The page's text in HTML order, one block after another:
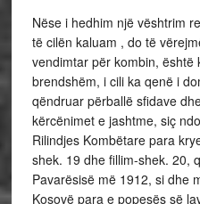
Nëse i hedhim një vështrim
të cilën kaluam , do të
vendimtar për kombin,
brendshëm, i cili ka qenë i
qëndruar përballë sfidave
kërcënimet e jashtme, siç
Rilindjes Kombëtare para
shek. 19 dhe fillim-shek. 20,
Pavarësisë më 1912, si dhe
Kosovë para e popesës së